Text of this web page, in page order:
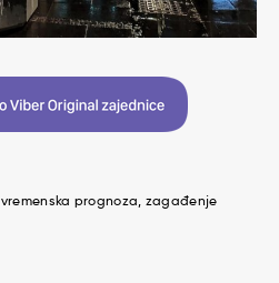
vremenska prognoza
zagađenje